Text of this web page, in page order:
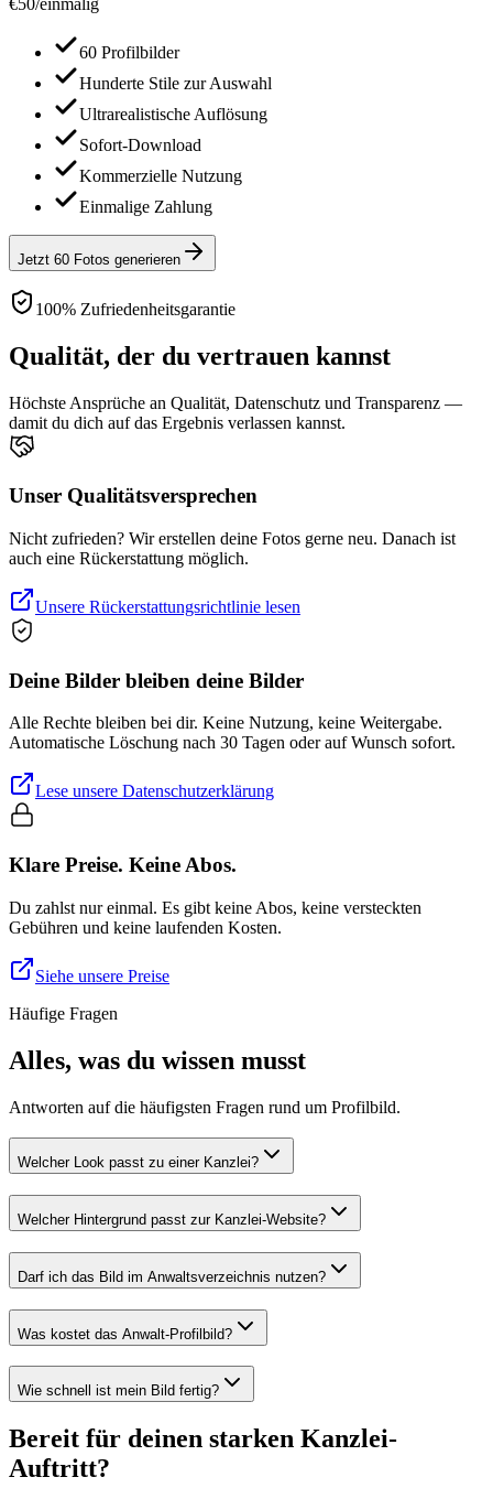
60 Profilbilder
Hunderte Stile zur Auswahl
Ultrarealistische Auflösung
Sofort-Download
Kommerzielle Nutzung
Einmalige Zahlung
Jetzt 60 Fotos generieren
100% Zufriedenheitsgarantie
Qualität, der du vertrauen kannst
Höchste Ansprüche an Qualität, Datenschutz und Transparenz —
damit du dich auf das Ergebnis verlassen kannst.
Unser Qualitätsversprechen
Nicht zufrieden? Wir erstellen deine Fotos gerne neu. Danach ist
auch eine Rückerstattung möglich.
Unsere Rückerstattungsrichtlinie lesen
Deine Bilder bleiben deine Bilder
Alle Rechte bleiben bei dir. Keine Nutzung, keine Weitergabe.
Automatische Löschung nach 30 Tagen oder auf Wunsch sofort.
Lese unsere Datenschutzerklärung
Klare Preise. Keine Abos.
Du zahlst nur einmal. Es gibt keine Abos, keine versteckten
Gebühren und keine laufenden Kosten.
Siehe unsere Preise
Häufige Fragen
Alles, was du wissen musst
Antworten auf die häufigsten Fragen rund um Profilbild.
Welcher Look passt zu einer Kanzlei?
Welcher Hintergrund passt zur Kanzlei-Website?
Darf ich das Bild im Anwaltsverzeichnis nutzen?
Was kostet das Anwalt-Profilbild?
Wie schnell ist mein Bild fertig?
Bereit für deinen starken Kanzlei-
Auftritt?